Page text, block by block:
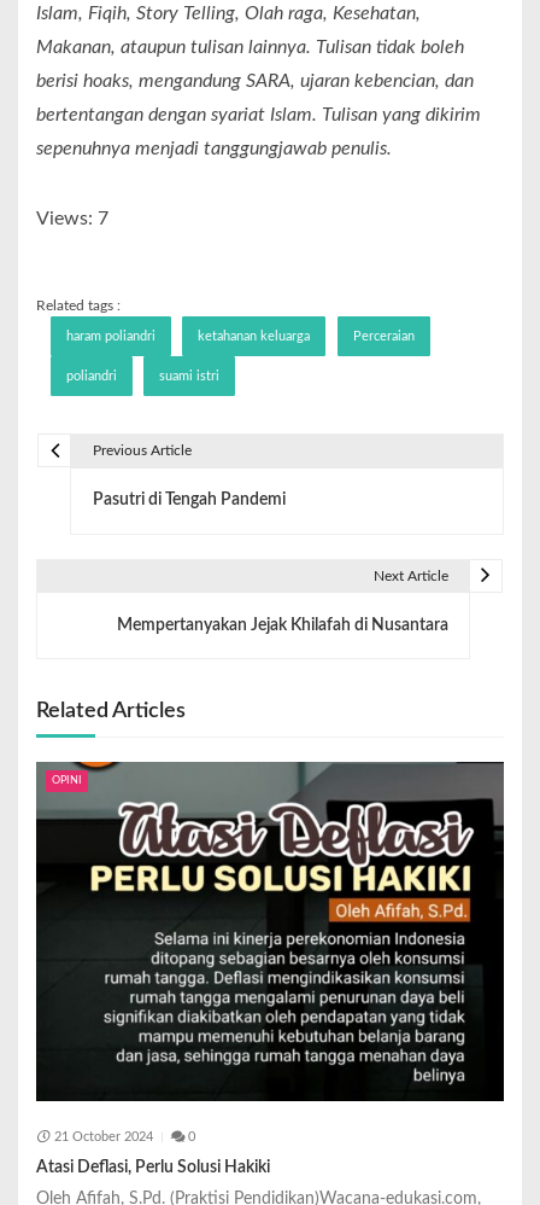
Islam, Fiqih, Story Telling, Olah raga, Kesehatan,
Makanan, ataupun tulisan lainnya. Tulisan tidak boleh
berisi hoaks, mengandung SARA, ujaran kebencian, dan
bertentangan dengan syariat Islam. Tulisan yang dikirim
sepenuhnya menjadi tanggungjawab penulis.
Views: 7
Related tags :
haram poliandri ketahanan keluarga Perceraian
poliandri suami istri
Previous Article
Pasutri di Tengah Pandemi
Next Article
Mempertanyakan Jejak Khilafah di Nusantara
Related Articles
OPINI
21 October 2024 0
Atasi Deflasi, Perlu Solusi Hakiki
Oleh Afifah, S.Pd. (Praktisi Pendidikan)Wacana-edukasi.com,